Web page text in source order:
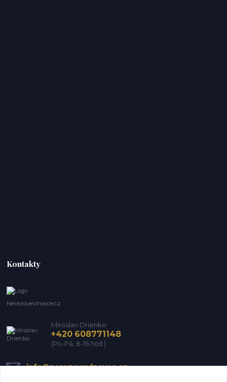
Kontakty
Nerezovevlnovce.cz
Miroslav Drienko
+420 608771148
(Po-Pá, 8-16 hod.)
info@nerezovevlnovce.cz